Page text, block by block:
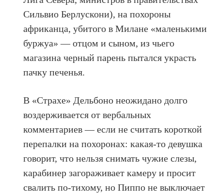
Сильвио Берлускони), на похороны
африканца, убитого в Милане «маленькими
буржуа» — отцом и сыном, из чьего
магазина черный парень пытался украсть
пачку печенья.
В «Страхе» Дельбоно неожидано долго
воздерживается от вербальных
комментариев — если не считать короткой
перепалки на похоронах: какая-то девушка
говорит, что нельзя снимать чужие слезы,
карабинер загораживает камеру и просит
свалить по-тихому, но Пиппо не выключает